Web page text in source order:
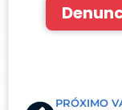
Prev
PRÓXIMO